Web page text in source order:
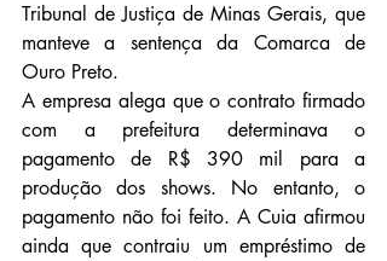
Tribunal de Justiça de Minas Gerais, que
manteve a sentença da Comarca de
Ouro Preto.
A empresa alega que o contrato firmado
com a prefeitura determinava o
pagamento de R$ 390 mil para a
produção dos shows. No entanto, o
pagamento não foi feito. A Cuia afirmou
ainda que contraiu um empréstimo de